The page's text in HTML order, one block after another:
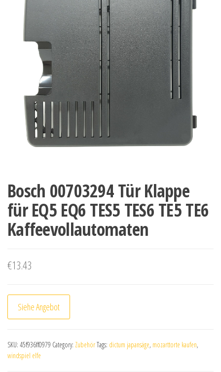
Bosch 00703294 Tür Klappe
für EQ5 EQ6 TES5 TES6 TE5 TE6
Kaffeevollautomaten
€13.43
Siehe Angebot
SKU: 45f936ff0979 Category: ZubehörTags: dictum japansäge, mozarttorte kaufen,
windspiel elfe